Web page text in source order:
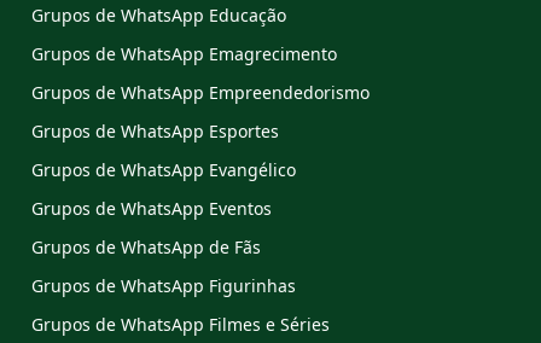
Grupos de WhatsApp Educação
Grupos de WhatsApp Emagrecimento
Grupos de WhatsApp Empreendedorismo
Grupos de WhatsApp Esportes
Grupos de WhatsApp Evangélico
Grupos de WhatsApp Eventos
Grupos de WhatsApp de Fãs
Grupos de WhatsApp Figurinhas
Grupos de WhatsApp Filmes e Séries